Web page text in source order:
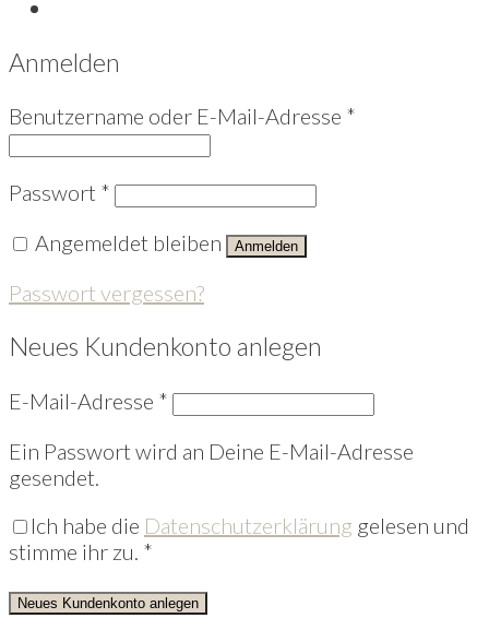
Anmelden
Benutzername oder E-Mail-Adresse *
Passwort *
Angemeldet bleiben
Anmelden
Passwort vergessen?
Neues Kundenkonto anlegen
E-Mail-Adresse *
Ein Passwort wird an Deine E-Mail-Adresse
gesendet.
Ich habe die Datenschutzerklärung gelesen und
stimme ihr zu. *
Neues Kundenkonto anlegen